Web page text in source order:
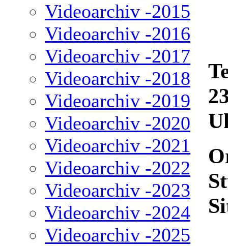
Videoarchiv -2015
Videoarchiv -2016
Videoarchiv -2017
Videoarchiv -2018
Videoarchiv -2019
Videoarchiv -2020
Videoarchiv -2021
Videoarchiv -2022
Videoarchiv -2023
Videoarchiv -2024
Videoarchiv -2025